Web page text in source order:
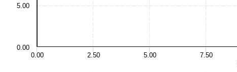
0.00 2.50 5.00 7.50
5.00
0.00